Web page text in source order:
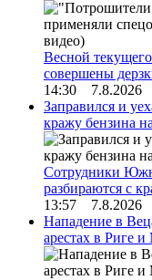
Весной
совершены
14:30 7.8.2026
Заправился и
кражу бензина
Сотрудники
разбираются с
13:57 7.8.2026
Нападение в
арестах в Риге